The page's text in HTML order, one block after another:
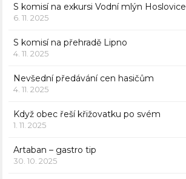
S komisí na exkursi Vodní mlýn Hoslovice
6. 11. 2025
S komisí na přehradě Lipno
4. 11. 2025
Nevšední předávání cen hasičům
4. 11. 2025
Když obec řeší křižovatku po svém
1. 11. 2025
Artaban – gastro tip
30. 10. 2025